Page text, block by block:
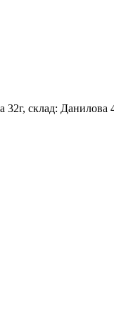
склад: Данилова